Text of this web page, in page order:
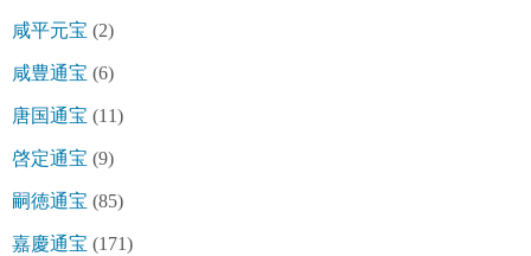
咸平元宝 (2)
咸豊通宝 (6)
唐国通宝 (11)
啓定通宝 (9)
嗣徳通宝 (85)
嘉慶通宝 (171)